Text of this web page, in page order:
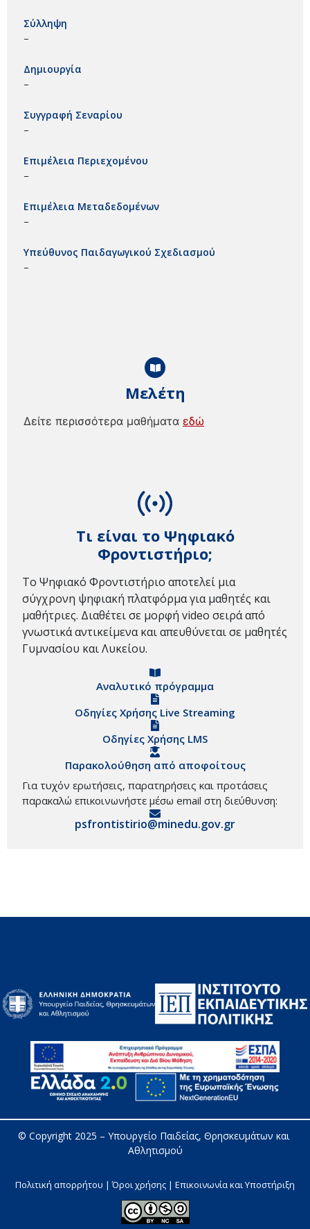
Τι είναι το Ψηφιακό
Φροντιστήριο;
Το Ψηφιακό Φροντιστήριο αποτελεί μια
σύγχρονη ψηφιακή πλατφόρμα για μαθητές και
μαθήτριες. Διαθέτει σε μορφή video σειρά από
γνωστικά αντικείμενα και απευθύνεται σε μαθητές
Γυμνασίου και Λυκείου.
Αναλυτικό πρόγραμμα
Οδηγίες Χρήσης Live Streaming
Οδηγίες Χρήσης LMS
Παρακολούθηση από αποφοίτους
Για τυχόν ερωτήσεις, παρατηρήσεις και προτάσεις
παρακαλώ επικοινωνήστε μέσω email στη διεύθυνση:
psfrontistirio@minedu.gov.gr
Μελέτη
Δείτε περισσότερα μαθήματα εδώ
Σύλληψη
–
Δημιουργία
–
Συγγραφή Σεναρίου
–
Επιμέλεια Περιεχομένου
–
Επιμέλεια Μεταδεδομένων
–
Υπεύθυνος Παιδαγωγικού Σχεδιασμού
–
© Copyright 2025 – Υπουργείο Παιδείας, Θρησκευμάτων και
Αθλητισμού
Πολιτική απορρήτου | Όροι χρήσης | Επικοινωνία και Υποστήριξη